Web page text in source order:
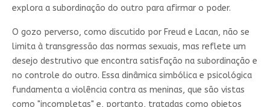
explora a subordinação do outro para afirmar o poder.
O gozo perverso, como discutido por Freud e Lacan, não se
limita à transgressão das normas sexuais, mas reflete um
desejo destrutivo que encontra satisfação na subordinação e
no controle do outro. Essa dinâmica simbólica e psicológica
fundamenta a violência contra as meninas, que são vistas
como "incompletas" e, portanto, tratadas como objetos